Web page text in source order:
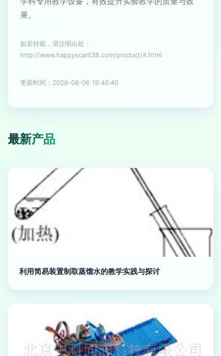
果。
如若转载，请注明出处：
http://www.happyscan138.com/product/4.html
更新时间：2026-08-06 19:40:40
最新产品
利用简易装置制取蒸馏水的教学实践与探讨